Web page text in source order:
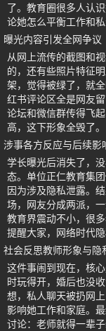
了。教育圈很多人认
论她怎么平衡工作和私
曝光内容引发全网争议
从网上流传的截图和
的，还有些照片特征
架，觉得被绿了，就
红书评论区全是网友
论坛和微信群传得飞
高，这下形象全毁了。
涉事各方反应与后续影
学长曝光后消失了，
态。单位正仁教育集
因为涉及隐私泄露。
场，网友分成两派，
教育界震动不小，很
提醒大家，网络时代隐
社会反思教师形象与隐
这件事闹到现在，核
时玩得开，婚后也没
想，私人聊天被扔网
影响她工作和家庭。
讨论：老师就得一辈